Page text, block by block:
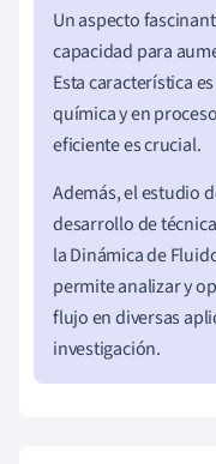
Un aspecto
capacidad para
Esta característica
química y en
eficiente es crucial.
Además, el estudio
desarrollo de
la Dinámica de
permite analizar y
flujo en diversas
investigación.